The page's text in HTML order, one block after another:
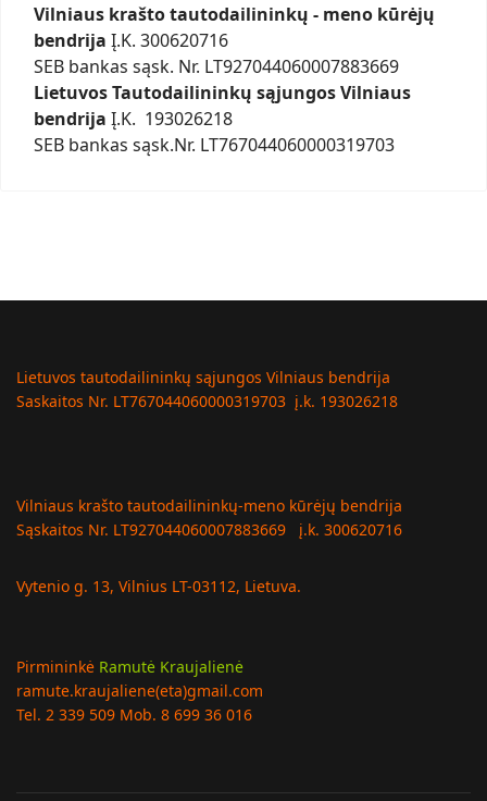
Vilniaus krašto tautodailininkų - meno kūrėjų
bendrija Į.K. 300620716
SEB bankas sąsk. Nr. LT927044060007883669
Lietuvos Tautodailininkų sąjungos Vilniaus
bendrija Į.K. 193026218
SEB bankas sąsk.Nr. LT767044060000319703
Lietuvos tautodailininkų sąjungos Vilniaus bendrija
Saskaitos Nr. LT767044060000319703 į.k. 193026218
Vilniaus krašto tautodailininkų-meno kūrėjų bendrija
Sąskaitos Nr. LT927044060007883669 į.k. 300620716
Vytenio g. 13, Vilnius LT-03112, Lietuva.
Pirmininkė Ramutė Kraujalienė
ramute.kraujaliene(eta)gmail.com
Tel. 2 339 509 Mob. 8 699 36 016